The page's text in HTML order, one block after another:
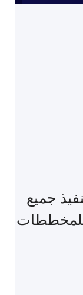
جميع
للمخططات